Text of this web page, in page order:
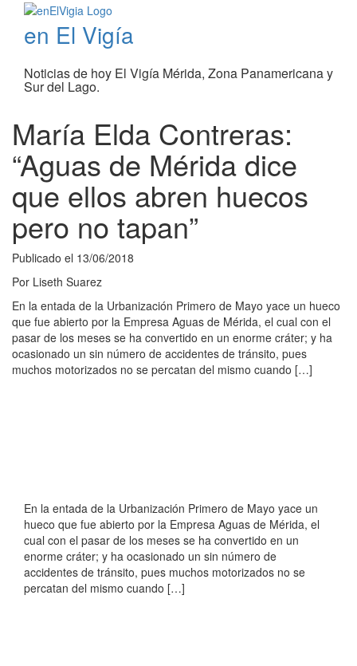
en El Vigía
Noticias de hoy El Vigía Mérida, Zona Panamericana y
Sur del Lago.
María Elda Contreras:
“Aguas de Mérida dice
que ellos abren huecos
pero no tapan”
Publicado el 13/06/2018
Por Liseth Suarez
En la entada de la Urbanización Primero de Mayo yace un hueco
que fue abierto por la Empresa Aguas de Mérida, el cual con el
pasar de los meses se ha convertido en un enorme cráter; y ha
ocasionado un sin número de accidentes de tránsito, pues
muchos motorizados no se percatan del mismo cuando […]
En la entada de la Urbanización Primero de Mayo yace un
hueco que fue abierto por la Empresa Aguas de Mérida, el
cual con el pasar de los meses se ha convertido en un
enorme cráter; y ha ocasionado un sin número de
accidentes de tránsito, pues muchos motorizados no se
percatan del mismo cuando […]